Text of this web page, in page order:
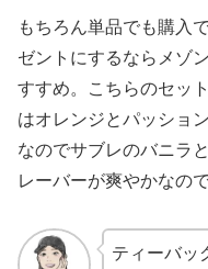
もちろん単品でも購入
ゼントにするならメゾ
すすめ。こちらのセッ
はオレンジとパッショ
なのでサブレのバニラ
レーバーが爽やかなの
ティーバッ